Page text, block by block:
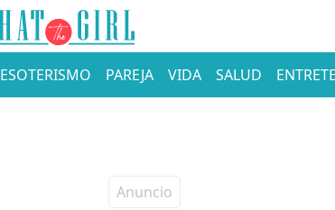
ESOTERISMO PAREJA VIDA SALUD